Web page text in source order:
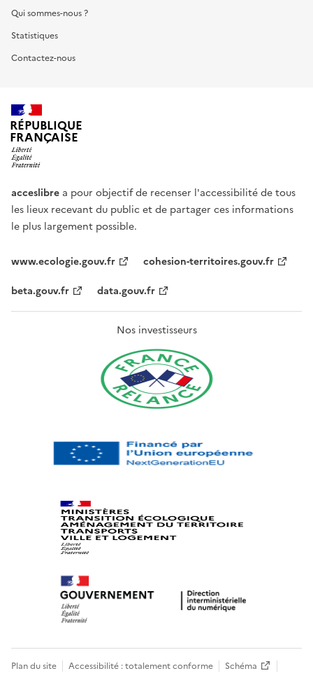
Qui sommes-nous ?
Statistiques
Contactez-nous
RÉPUBLIQUE
FRANÇAISE
acceslibre a pour objectif de recenser l'accessibilité de tous
les lieux recevant du public et de partager ces informations
le plus largement possible.
www.ecologie.gouv.fr
cohesion-territoires.gouv.fr
beta.gouv.fr
data.gouv.fr
Nos investisseurs
Plan du site Accessibilité : totalement conforme
Schéma